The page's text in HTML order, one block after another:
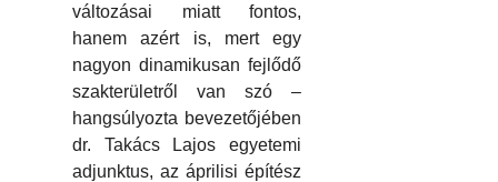
változásai miatt fontos,
hanem azért is, mert egy
nagyon dinamikusan fejlődő
szakterületről van szó –
hangsúlyozta bevezetőjében
dr. Takács Lajos egyetemi
adjunktus, az áprilisi építész